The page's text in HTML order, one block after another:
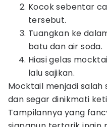
Kocok sebentar
tersebut.
Tuangkan ke
batu dan air soda.
Hiasi gelas
lalu sajikan.
Mocktail menjadi
dan segar dinikmati
Tampilannya yang